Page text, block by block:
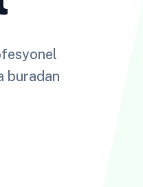
buradan